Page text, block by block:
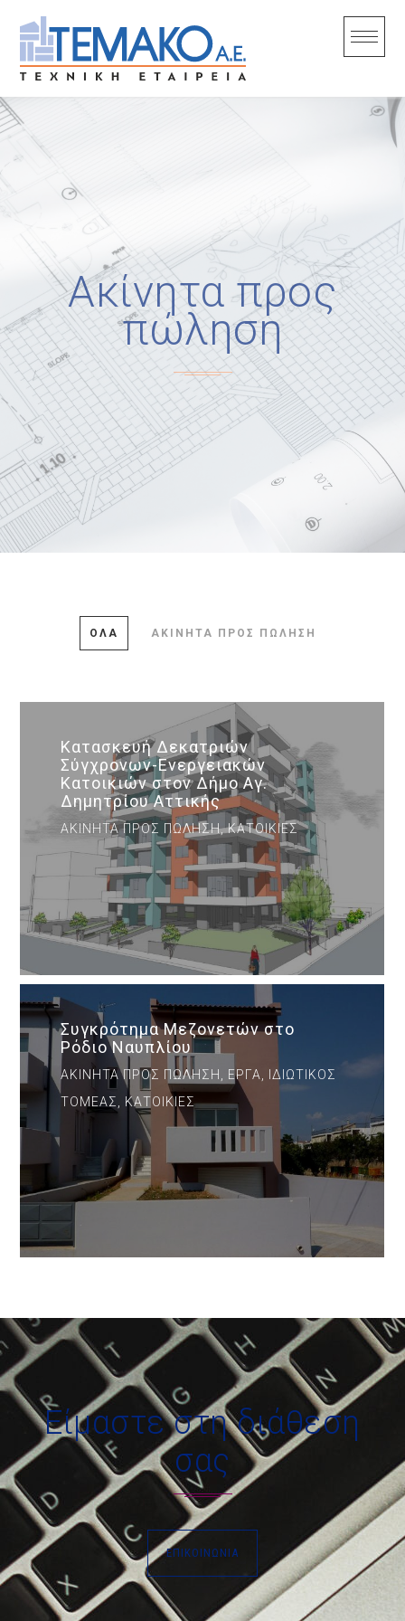
content
Ακίνητα προς
πώληση
ΌΛΑ ΑΚΊΝΗΤΑ ΠΡΟΣ ΠΏΛΗΣΗ
Κατασκευή Δεκατριών
Σύγχρονων-Ενεργειακών
Κατοικιών στον Δήμο Αγ.
Δημητρίου Αττικής
ΑΚΊΝΗΤΑ ΠΡΟΣ ΠΏΛΗΣΗ, ΚΑΤΟΙΚΊΕΣ
Συγκρότημα Μεζονετών στο
Ρόδιο Ναυπλίου
ΑΚΊΝΗΤΑ ΠΡΟΣ ΠΏΛΗΣΗ, ΈΡΓΑ, ΙΔΙΩΤΙΚΌΣ
ΤΟΜΈΑΣ, ΚΑΤΟΙΚΊΕΣ
Είμαστε στη διάθεση
σας
ΕΠΙΚΟΙΝΩΝΊΑ